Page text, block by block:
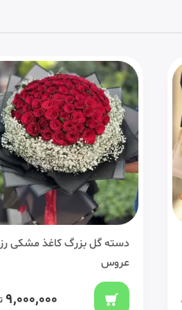
دسته گل بزرگ اوریانتال عروس
6,900,000